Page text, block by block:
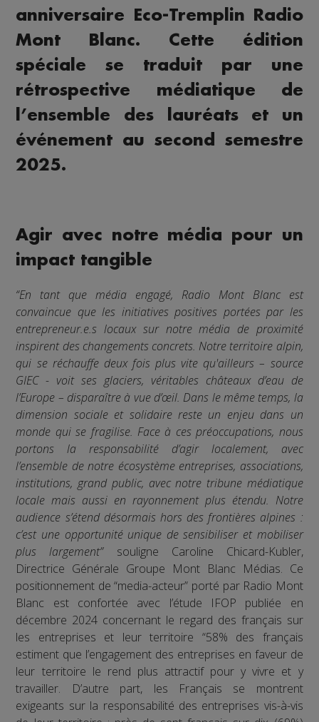
anniversaire Eco-Tremplin Radio
Mont Blanc. Cette édition
spéciale se traduit par une
rétrospective médiatique de
l’ensemble des lauréats et un
événement au second semestre
2025.
Agir avec notre média pour un
impact tangible
“En tant que média engagé, Radio Mont Blanc est
convaincue que les initiatives positives portées par les
entrepreneur.e.s locaux sur notre média de proximité
inspirent des changements concrets. Notre territoire alpin,
qui se réchauffe deux fois plus vite qu'ailleurs – source
GIEC - voit ses glaciers, véritables châteaux d’eau de
l’Europe – disparaître à vue d’œil. Dans le même temps, la
dimension sociale et solidaire reste un enjeu dans un
monde qui se fragilise. Face à ces préoccupations, nous
portons la responsabilité d’agir localement, avec
l’ensemble de notre écosystème entreprises, associations,
institutions, grand public, avec notre tribune médiatique
locale mais aussi en rayonnement plus étendu. Notre
audience s’étend désormais hors des frontières alpines :
c’est une opportunité unique de sensibiliser et mobiliser
plus largement”souligne Caroline Chicard-Kubler,
Directrice Générale Groupe Mont Blanc Médias. Ce
positionnement de “media-acteur” porté par Radio Mont
Blanc est confortée avec l’étude IFOP publiée en
décembre 2024 concernant le regard des français sur
les entreprises et leur territoire “58% des français
estiment que l’engagement des entreprises en faveur de
leur territoire le rend plus attractif pour y vivre et y
travailler. D’autre part, les Français se montrent
exigeants sur la responsabilité des entreprises vis-à-vis